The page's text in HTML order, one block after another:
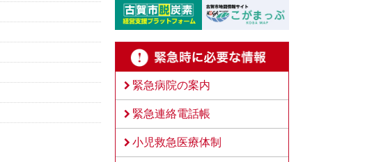
緊急病院の案内
緊急連絡電話帳
小児救急医療体制